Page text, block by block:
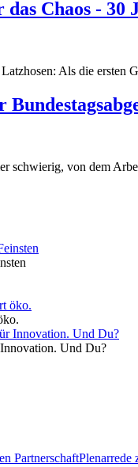
Chaos - 30
Als die ersten
schwierig, von dem
Und Du?
Plenarrede